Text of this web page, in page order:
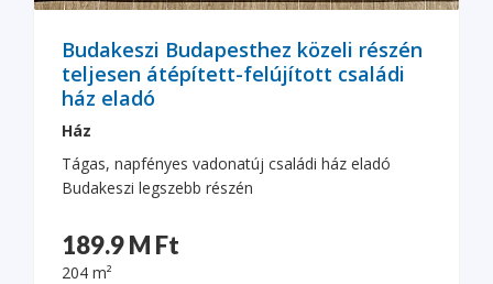
Budakeszi Budapesthez közeli részén
teljesen átépített-felújított családi
ház eladó
Ház
Tágas, napfényes vadonatúj családi ház eladó
Budakeszi legszebb részén
189.9 M Ft
204 m²